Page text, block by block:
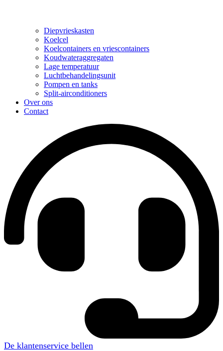
Diepvrieskasten
Koelcel
Koelcontainers en vriescontainers
Koudwateraggregaten
Lage temperatuur
Luchtbehandelingsunit
Pompen en tanks
Split-airconditioners
Over ons
Contact
De klantenservice bellen